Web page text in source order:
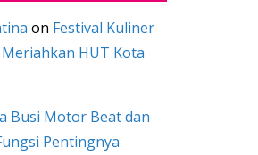
on Festival Kuliner
HUT Kota
Busi Motor Beat dan
Pentingnya